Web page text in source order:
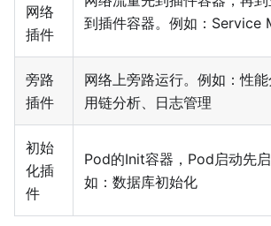
网络
插件
到插件容器。例如：Service
旁路
插件
网络上旁路运行。例如：性
用链分析、日志管理
初始
化插
件
Pod的Init容器，Pod启动先
如：数据库初始化